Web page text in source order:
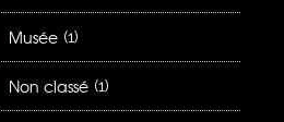
Musée (1)
Non classé (1)